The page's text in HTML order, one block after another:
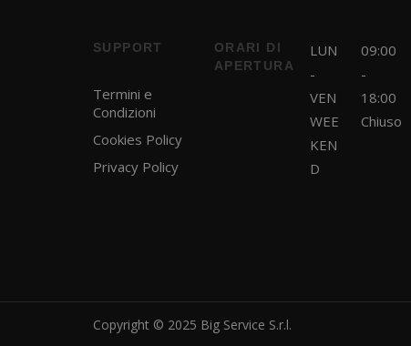
SUPPORT
Termini e
Condizioni
Cookies Policy
Privacy Policy
ORARI DI
APERTURA
LUN
-
VEN
WEE
KEN
D
09:00
-
18:00
Chiuso
Copyright © 2025 Big Service S.r.l.